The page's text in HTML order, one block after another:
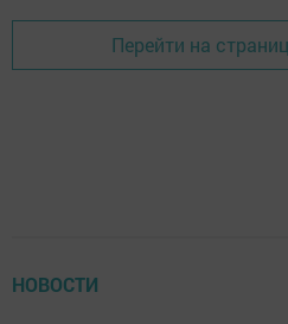
Перейти на
НОВОСТИ